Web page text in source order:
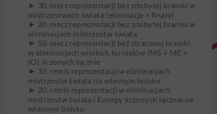
► 30. mecz reprezentacji bez zdobytej bramki w
mistrzostwach świata (eliminacje + finały)
► 20. mecz reprezentacji bez zdobytej bramki w
eliminacjach mistrzostw świata
► 50. mecz reprezentacji bez straconej bramki
w eliminacjach wielkich turniejów (MŚ + ME +
IO) liczonych łącznie
► 10. remis reprezentacji w eliminacjach
mistrzostw świata na własnym boisku
► 20. remis reprezentacji w eliminacjach
mistrzostw świata i Europy liczonych łącznie na
własnym boisku